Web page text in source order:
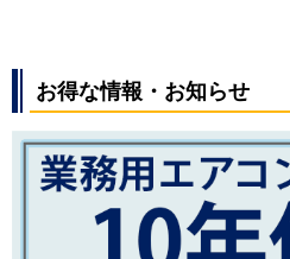
お得な情報・お知らせ